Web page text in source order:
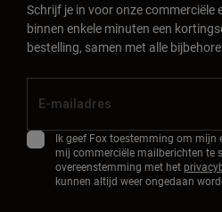
Schrijf je in voor onze commerciële
binnen enkele minuten een
bestelling, samen met alle
Ik geef Fox toestemming om mijn
mij commerciële mailberichten te
overeenstemming met het
kunnen altijd weer ongedaan